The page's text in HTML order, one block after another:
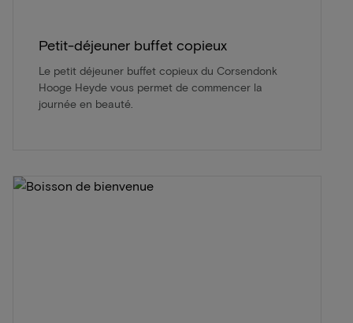
Petit-déjeuner buffet copieux
Le petit déjeuner buffet copieux du Corsendonk
Hooge Heyde vous permet de commencer la
journée en beauté.